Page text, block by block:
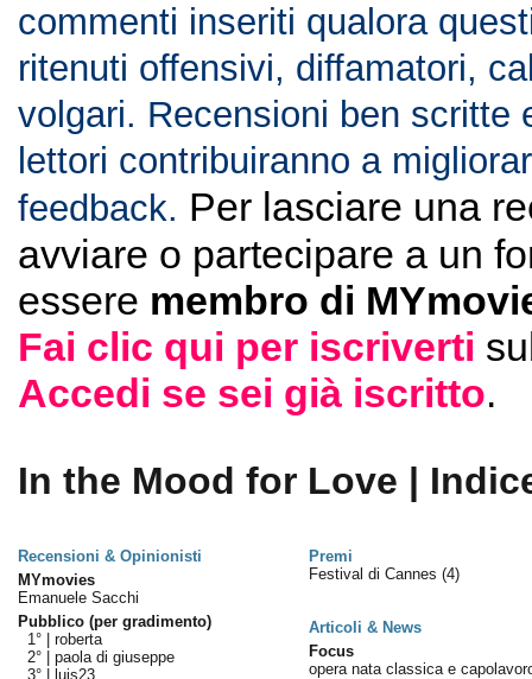
commenti inseriti qualora
ritenuti offensivi, diffamatori,
volgari. Recensioni ben scritte
lettori contribuiranno a
feedback. Per lasciare una
avviare o partecipare a un
essere membro di
Fai clic qui per iscriverti
Accedi se sei già iscritto.
In the Mood for Love |
Recensioni & Opinionisti
Premi
MYmovies
Emanuele Sacchi
Pubblico (per gradimento)
1° | roberta
2° | paola di giuseppe
3° |
luis23
Festival di Cannes (4)
Articoli & News
Focus
opera nata classica e